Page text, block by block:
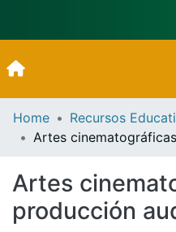
All of
Home
Artes
producción